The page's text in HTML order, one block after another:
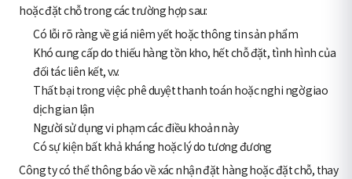
hoặc đặt chỗ trong các trường hợp sau:
Có lỗi rõ ràng về giá niêm yết hoặc thông tin sản phẩm
Khó cung cấp do thiếu hàng tồn kho, hết chỗ đặt, tình hình của
đối tác liên kết, v.v.
Thất bại trong việc phê duyệt thanh toán hoặc nghi ngờ giao
dịch gian lận
Người sử dụng vi phạm các điều khoản này
Có sự kiện bất khả kháng hoặc lý do tương đương
Công ty có thể thông báo về xác nhận đặt hàng hoặc đặt chỗ, thay